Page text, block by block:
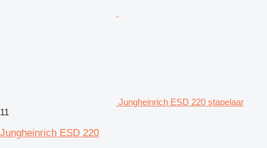
Jungheinrich ESD 220 stapelaar
11
Jungheinrich ESD 220